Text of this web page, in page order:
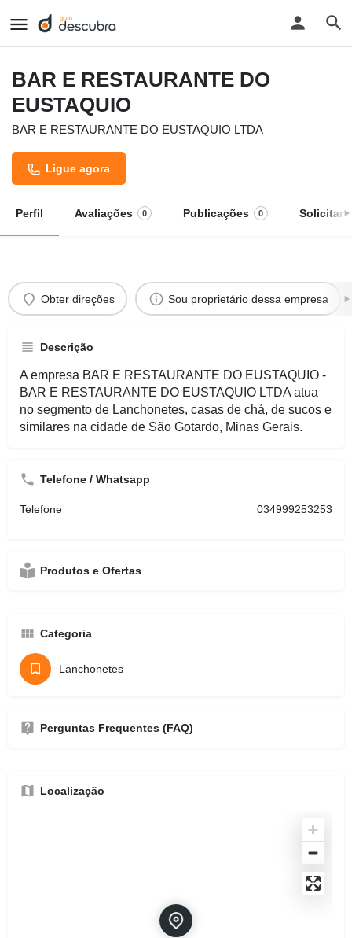
BAR E RESTAURANTE DO
EUSTAQUIO
BAR E RESTAURANTE DO EUSTAQUIO LTDA
Ligue agora
Perfil Avaliações 0 Publicações 0 Solicitar
Obter direções Sou proprietário dessa empresa
Descrição
A empresa BAR E RESTAURANTE DO EUSTAQUIO -
BAR E RESTAURANTE DO EUSTAQUIO LTDA atua
no segmento de Lanchonetes, casas de chá, de sucos e
similares na cidade de São Gotardo, Minas Gerais.
Telefone / Whatsapp
Telefone 034999253253
Produtos e Ofertas
Categoria
Lanchonetes
Perguntas Frequentes (FAQ)
Localização